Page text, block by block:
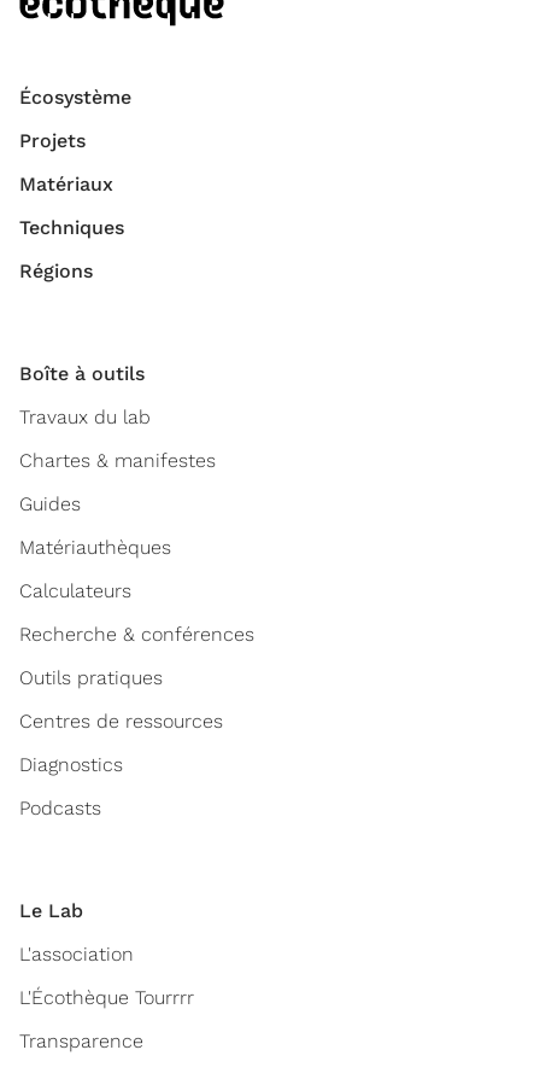
Écosystème
Projets
Matériaux
Techniques
Régions
Boîte à outils
Travaux du lab
Chartes & manifestes
Guides
Matériauthèques
Calculateurs
Recherche & conférences
Outils pratiques
Centres de ressources
Diagnostics
Podcasts
Le Lab
L'association
L'Écothèque Tourrrr
Transparence